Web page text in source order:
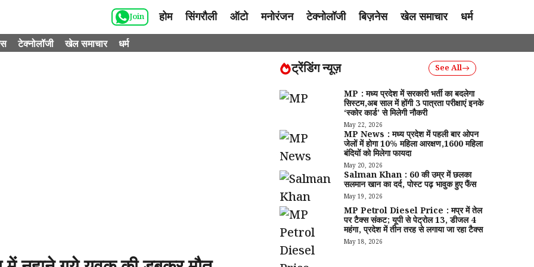
Join होम सिंगरौली ऑटो मनोरंजन टेक्नोलॉजी बिज़नेस खेल समाचार धर्म
टेक्नोलॉजी खेल समाचार धर्म
ट्रेंडिंग न्यूज़ See All
MP : मध्य प्रदेश में सरकारी भर्ती का बदलेगा
सिस्टम,अब साल में होंगी 3 पात्रता परीक्षाएं इनके
‘स्कोर कार्ड’ से मिलेगी नौकरी
May 22, 2026
MP News : मध्य प्रदेश में पहली बार ओपन
जेलों में होगा 10% महिला आरक्षण,1600 महिला
बंदियों को मिलेगा फायदा
May 20, 2026
Salman Khan : 60 की उम्र में छलका
सलमान खान का दर्द, पोस्ट पढ़ भावुक हुए फैंस
May 19, 2026
MP Petrol Diesel Price : मप्र में तेल
पर टैक्स संकट; यूपी से पेट्रोल ₹13, डीजल ₹4
महंगा, प्रदेश में तीन तरह से लगाया जा रहा टैक्स
May 18, 2026